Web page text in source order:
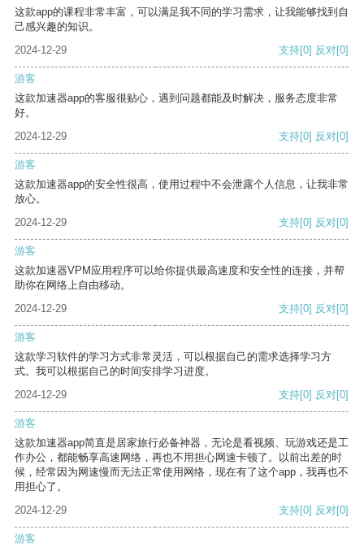
这款app的课程非常丰富，可以满足我不同的学习需求，让我能够找到自
己感兴趣的知识。
2024-12-29
支持[0] 反对[0]
游客
这款加速器app的客服很贴心，遇到问题都能及时解决，服务态度非常
好。
2024-12-29
支持[0] 反对[0]
游客
这款加速器app的安全性很高，使用过程中不会泄露个人信息，让我非常
放心。
2024-12-29
支持[0] 反对[0]
游客
这款加速器VPM应用程序可以给你提供最高速度和安全性的连接，并帮
助你在网络上自由移动。
2024-12-29
支持[0] 反对[0]
游客
这款学习软件的学习方式非常灵活，可以根据自己的需求选择学习方
式。我可以根据自己的时间安排学习进度。
2024-12-29
支持[0] 反对[0]
游客
这款加速器app简直是居家旅行必备神器，无论是看视频、玩游戏还是工
作办公，都能畅享高速网络，再也不用担心网速卡顿了。以前出差的时
候，经常因为网速慢而无法正常使用网络，现在有了这个app，我再也不
用担心了。
2024-12-29
支持[0] 反对[0]
游客